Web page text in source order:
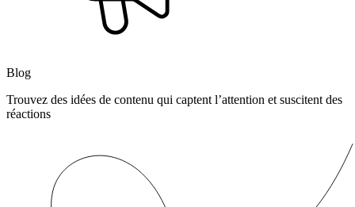
Blog
Trouvez des idées de contenu qui captent l’attention et suscitent des
réactions